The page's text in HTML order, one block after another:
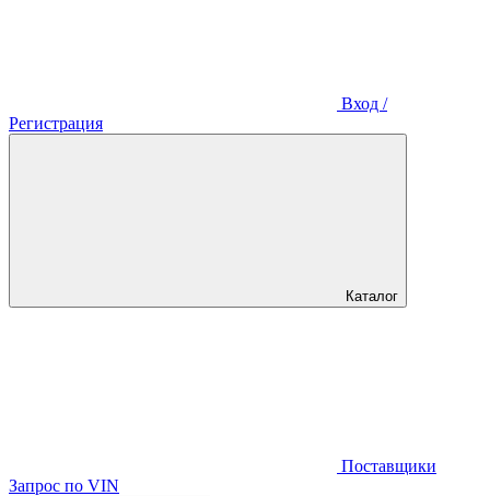
Вход /
Регистрация
Каталог
Поставщики
Запрос по VIN